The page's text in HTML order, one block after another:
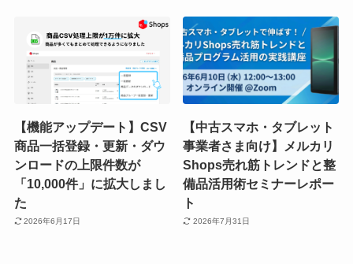
【機能アップデート】CSV
商品一括登録・更新・ダウ
ンロードの上限件数が
「10,000件」に拡大しまし
た
2026年6月17日
【中古スマホ・タブレット
事業者さま向け】メルカリ
Shops売れ筋トレンドと整
備品活用術セミナーレポー
ト
2026年7月31日